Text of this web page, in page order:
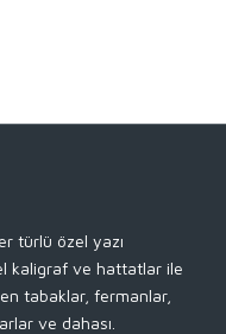
türlü özel yazı
kaligraf ve hattatlar ile
tabaklar, fermanlar,
ve dahası.